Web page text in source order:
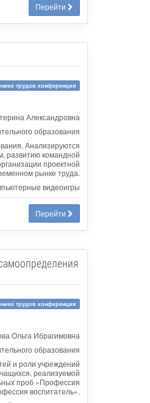
Перейти
трудов конференции
Александровна
образования
Анализируются
развитию командной
проектной
рынке труда.
видеоигры
Перейти
трудов конференции
Ольга Ибрагимовна
образования
и роли учреждений
реализуемой
проб «Профессия
воспитатель».